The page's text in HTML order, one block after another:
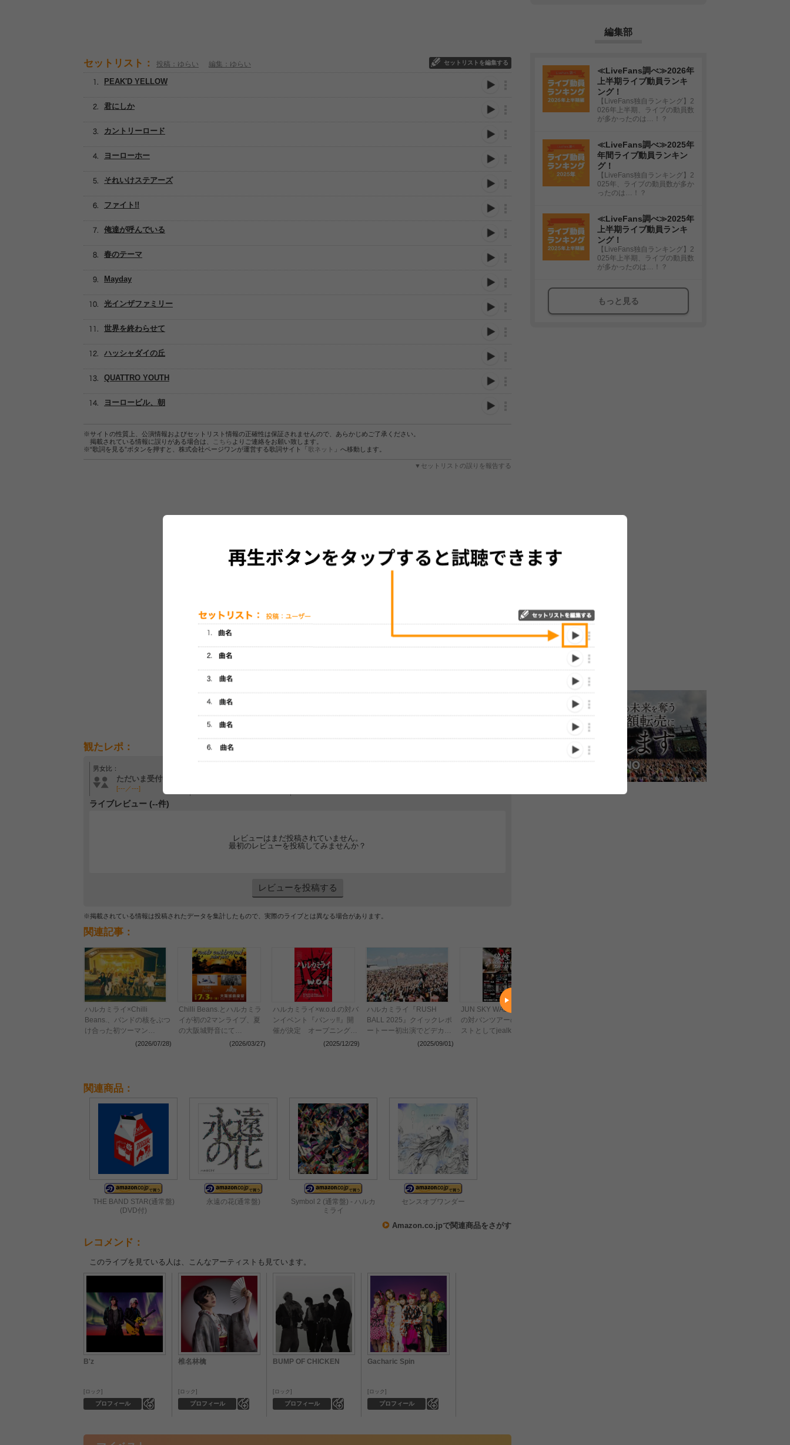
セットリスト： 投稿：ゆらい 編集：ゆらい セットリストを編集する
ファイト!!
Mayday
ヨーローホー
カントリーロード
それいけステアーズ
PEAK'D YELLOW
俺達が呼んでいる
春のテーマ
君にしか
光インザファミリー
世界を終わらせて
ハッシャダイの丘
QUATTRO YOUTH
ヨーロービル、朝
※サイトの性質上、公演情報およびセットリスト情報の正確性は保証されませんので、あらかじめご了承ください。
掲載されている情報に誤りがある場合は、
こちら よりご連絡をお願い致します。
※“歌詞を見る”ボタンを押すと、株式会社ページワンが運営する歌詞サイト「歌ネット 」へ移動します。
▼セットリストの誤りを報告する
観たレポ：
男女比：
ただいま受付中です
[---／---]
ライブレビュー (--件)
レビューはまだ投稿されていません。
最初のレビューを投稿してみませんか？
レビューを投稿する
※掲載されている情報は投稿されたデータを集計したもので、実際のライブとは異なる場合があります。
関連記事：
ハルカミライ×Chilli
Beans.、バンドの核をぶつ
け合った初ツーマン
『SOUND CONNECTION
(2026/07/28)
Chilli Beans.とハルカミラ
イが初の2マンライブ、夏
の大阪城野音にて
『SOUND CONNECTION
(2026/03/27)
ハルカミライ×w.o.d.の対バ
ンイベント『バンッ!!』開
催が決定 オープニングア
クトにgraing hunnyが登場
(2025/12/29)
ハルカミライ『RUSH
BALL 2025』クイックレポ
ートーー初出演でどデカく
刻み付けた君と4人の物語
(2025/09/01)
JUN SKY WALKER(S) 初
の対バンツアーの第二弾ゲ
ストとしてjealkb、THE
関連商品：
THE BAND STAR(通常盤)
(DVD付)
永遠の花(通常盤)
Symbol 2 (通常盤) - ハルカ
ミライ
センスオブワンダー
Amazon.co.jpで関連商品をさがす
レコメンド：
このライブを見ている人は、こんなアーティストも見ています。
B'z
プロフィール
ロック
椎名林檎
プロフィール
ロック
BUMP OF CHICKEN
プロフィール
ロック
Gacharic Spin
プロフィール
ロック
編集部
≪LiveFans調べ≫2026年
上半期ライブ動員ランキ
ング！
【LiveFans独自ランキング】2
026年上半期、ライブの動員数
が多かったのは…！？
≪LiveFans調べ≫2025年
年間ライブ動員ランキン
グ！
【LiveFans独自ランキング】2
025年、ライブの動員数が多か
ったのは…！？
≪LiveFans調べ≫2025年
上半期ライブ動員ランキ
ング！
【LiveFans独自ランキング】2
025年上半期、ライブの動員数
が多かったのは…！？
もっと見る